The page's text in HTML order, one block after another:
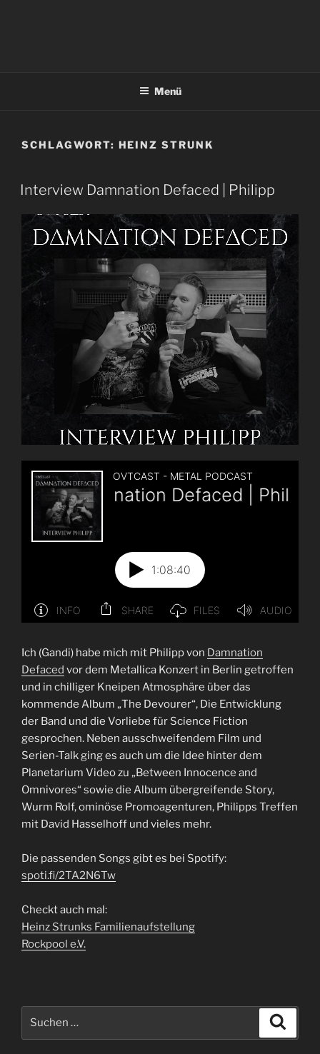
Menü
SCHLAGWORT: HEINZ STRUNK
Interview Damnation Defaced | Philipp
Ich (Gandi) habe mich mit Philipp von Damnation
Defaced vor dem Metallica Konzert in Berlin getroffen
und in chilliger Kneipen Atmosphäre über das
kommende Album „The Devourer“, Die Entwicklung
der Band und die Vorliebe für Science Fiction
gesprochen. Neben ausschweifendem Film und
Serien-Talk ging es auch um die Idee hinter dem
Planetarium Video zu „Between Innocence and
Omnivores“ sowie die Album übergreifende Story,
Wurm Rolf, ominöse Promoagenturen, Philipps Treffen
mit David Hasselhoff und vieles mehr.
Die passenden Songs gibt es bei Spotify:
spoti.fi/2TA2N6Tw
Checkt auch mal:
Heinz Strunks Familienaufstellung
Rockpool e.V.